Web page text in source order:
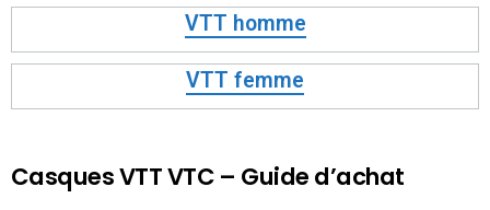
VTT homme
VTT femme
Casques VTT VTC – Guide d’achat